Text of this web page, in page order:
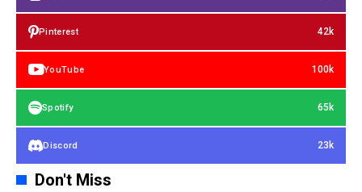
Pinterest 42k
YouTube 100k
Spotify 65k
Discord 23k
Don't Miss